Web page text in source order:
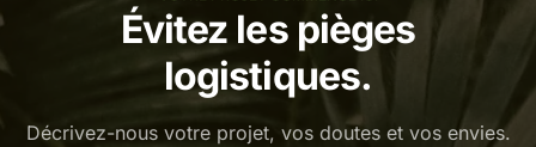
Évitez les pièges
logistiques.
Décrivez-nous votre projet, vos doutes et vos envies.